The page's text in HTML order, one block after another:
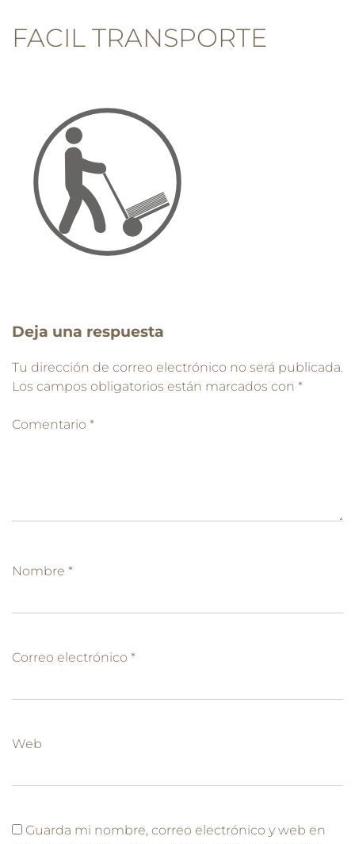
FACIL TRANSPORTE
Deja una respuesta
Tu dirección de correo electrónico no será publicada.
Los campos obligatorios están marcados con *
Comentario *
Nombre *
Correo electrónico *
Web
Guarda mi nombre, correo electrónico y web en